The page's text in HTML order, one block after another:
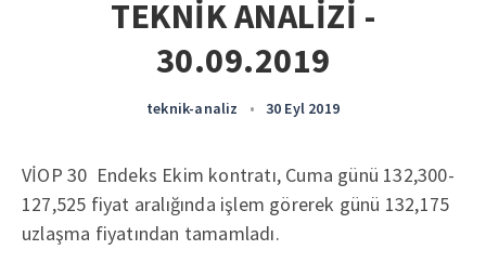
TEKNİK ANALİZİ -
30.09.2019
teknik-analiz • 30 Eyl 2019
VİOP 30 Endeks Ekim kontratı, Cuma günü 132,300-
127,525 fiyat aralığında işlem görerek günü 132,175
uzlaşma fiyatından tamamladı.